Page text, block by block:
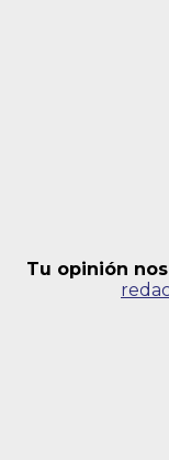
Tu opinión